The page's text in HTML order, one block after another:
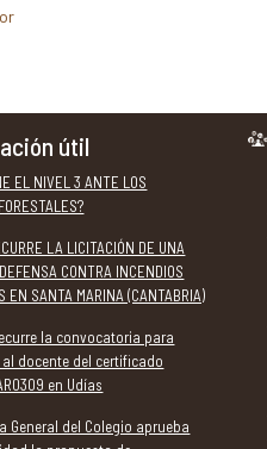
titulaciones
útil
EL NIVEL 3 ANTE LOS
LA LICITACIÓN DE UNA
CONTRA INCENDIOS
EN SANTA MARINA (CANTABRIA)
la convocatoria para
docente del certificado
en Udías
General del Colegio aprueba